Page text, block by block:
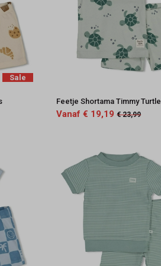
Sale
Feetje Shortama Timmy Turtle
Vanaf € 19,19 € 23,99